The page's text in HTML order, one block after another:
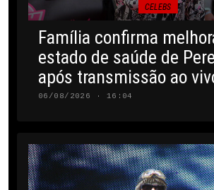
CELEBS
Família confirma
estado de saúde de
após transmissão ao
06/08/2026 · 16:04